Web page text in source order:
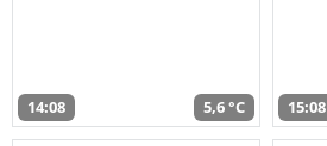
14:08 5,6 °C 15:08